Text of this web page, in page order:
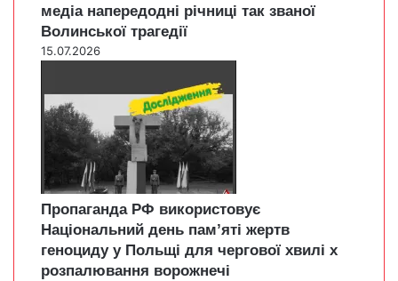
медіа напередодні річниці так званої
Волинської трагедії
15.07.2026
Пропаганда РФ використовує
Національний день пам’яті жертв
геноциду у Польщі для чергової хвилі х
розпалювання ворожнечі